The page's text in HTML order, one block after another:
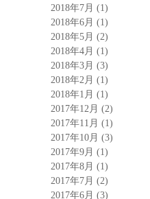
2018年7月 (1)
2018年6月 (1)
2018年5月 (2)
2018年4月 (1)
2018年3月 (3)
2018年2月 (1)
2018年1月 (1)
2017年12月 (2)
2017年11月 (1)
2017年10月 (3)
2017年9月 (1)
2017年8月 (1)
2017年7月 (2)
2017年6月 (3)